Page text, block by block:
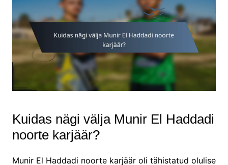
Kuidas nägi välja Munir El Haddadi
noorte karjäär?
Munir El Haddadi noorte karjäär oli tähistatud olulise